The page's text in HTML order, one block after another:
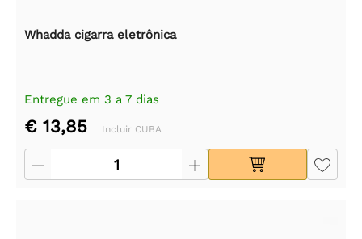
Whadda cigarra eletrônica
Entregue em 3 a 7 dias
€ 13,85 Incluir CUBA